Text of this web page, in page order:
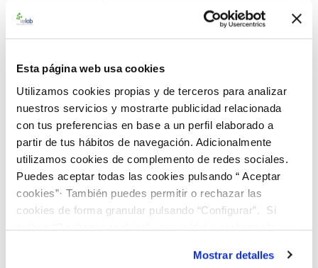
Esta página web usa cookies
Utilizamos cookies propias y de terceros para analizar
nuestros servicios y mostrarte publicidad relacionada
con tus preferencias en base a un perfil elaborado a
partir de tus hábitos de navegación. Adicionalmente
utilizamos cookies de complemento de redes sociales.
Puedes aceptar todas las cookies pulsando “ Aceptar
cookies”· También puedes permitir o rechazar las
cookies de forma granular pulsando “Configurar”. Si
pulsas “Rechazar cookies”, equivaldrá a rechazar la
son indispensables para que el sitio web funcione y que
Mostrar detalles
BACuanti
Validación (sesgo, exactitud y precisión)
para uso en controles internos de
Condiciones de
conservación
Conservar a -20 ± 5 °C
Los clientes que compraron
este artículo también
compraron